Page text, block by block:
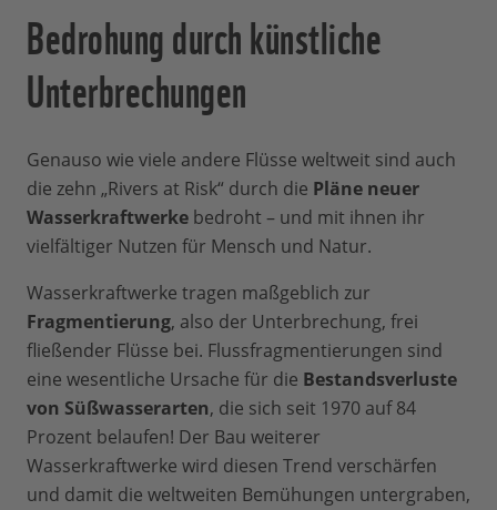
Bedrohung durch künstliche
Unterbrechungen
Genauso wie viele andere Flüsse weltweit sind auch
die zehn „Rivers at Risk“ durch die Pläne neuer
Wasserkraftwerke bedroht – und mit ihnen ihr
vielfältiger Nutzen für Mensch und Natur.
Wasserkraftwerke tragen maßgeblich zur
Fragmentierung, also der Unterbrechung, frei
fließender Flüsse bei. Flussfragmentierungen sind
eine wesentliche Ursache für die Bestandsverluste
von Süßwasserarten, die sich seit 1970 auf 84
Prozent belaufen! Der Bau weiterer
Wasserkraftwerke wird diesen Trend verschärfen
und damit die weltweiten Bemühungen untergraben,